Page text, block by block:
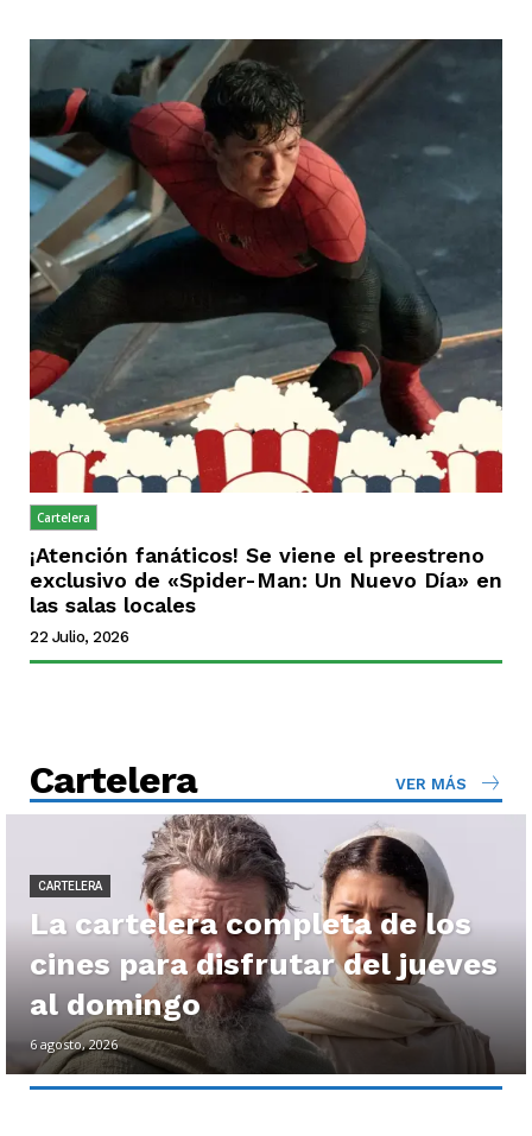
Cartelera
¡Atención fanáticos! Se viene el preestreno
exclusivo de «Spider-Man: Un Nuevo Día» en
las salas locales
22 Julio, 2026
Cartelera VER MÁS
CARTELERA
La cartelera completa de los
cines para disfrutar del jueves
al domingo
6 agosto, 2026